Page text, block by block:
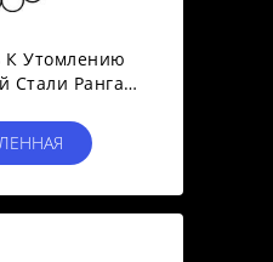
К Утомлению
Стали Ранга
Морская